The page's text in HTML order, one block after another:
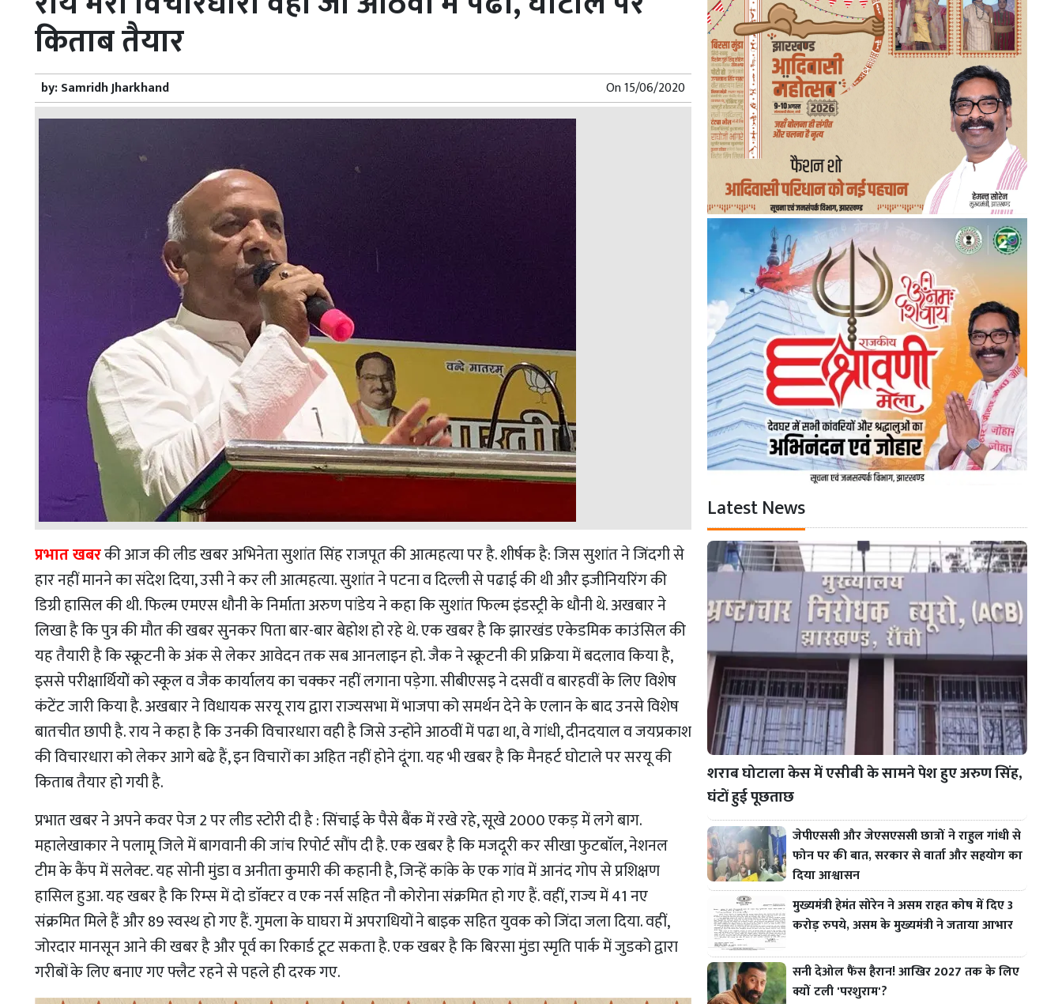
किताब तैयार
by:Samridh Jharkhand On15/06/2020
प्रभात खबरकी आज की लीड खबर अभिनेता सुशांत सिंह राजपूत की आत्महत्या पर है. शीर्षक है: जिस सुशांत ने जिंदगी से
हार नहीं मानने का संदेश दिया, उसी ने कर ली आत्महत्या. सुशांत ने पटना व दिल्ली से पढाई की थी और इजीनियरिंग की
डिग्री हासिल की थी. फिल्म एमएस धौनी के निर्माता अरुण पांडेय ने कहा कि सुशांत फिल्म इंडस्ट्री के धौनी थे. अखबार ने
लिखा है कि पुत्र की मौत की खबर सुनकर पिता बार-बार बेहोश हो रहे थे. एक खबर है कि झारखंड एकेडमिक काउंसिल की
यह तैयारी है कि स्क्रूटनी के अंक से लेकर आवेदन तक सब आनलाइन हो. जैक ने स्क्रूटनी की प्रक्रिया में बदलाव किया है,
इससे परीक्षार्थियोें को स्कूल व जैक कार्यालय का चक्कर नहीं लगाना पड़ेगा. सीबीएसइ ने दसवीं व बारहवीं के लिए विशेष
कंटेंट जारी किया है. अखबार ने विधायक सरयू राय द्वारा राज्यसभा में भाजपा को समर्थन देने के एलान के बाद उनसे विशेष
बातचीत छापी है. राय ने कहा है कि उनकी विचारधारा वही है जिसे उन्होंने आठवीं में पढा था, वे गांधी, दीनदयाल व जयप्रकाश
की विचारधारा को लेकर आगे बढे हैं, इन विचारों का अहित नहीं होने दूंगा. यह भी खबर है कि मैनहर्ट घोटाले पर सरयू की
किताब तैयार हो गयी है.
प्रभात खबर ने अपने कवर पेज 2 पर लीड स्टोरी दी है : सिंचाई के पैसे बैंक में रखे रहे, सूखे 2000 एकड़ में लगे बाग.
महालेखाकार ने पलामू जिले में बागवानी की जांच रिपोर्ट सौंप दी है. एक खबर है कि मजदूरी कर सीखा फुटबाॅल, नेशनल
टीम के कैंप में सलेक्ट. यह सोनी मुंडा व अनीता कुमारी की कहानी है, जिन्हें कांके के एक गांव में आनंद गोप से प्रशिक्षण
हासिल हुआ. यह खबर है कि रिम्स में दो डाॅक्टर व एक नर्स सहित नौ कोरोना संक्रमित हो गए हैं. वहीं, राज्य में 41 नए
संक्रमित मिले हैं और 89 स्वस्थ हो गए हैं. गुमला के घाघरा में अपराधियों ने बाइक सहित युवक को जिंदा जला दिया. वहीं,
जोरदार मानसून आने की खबर है और पूर्व का रिकार्ड टूट सकता है. एक खबर है कि बिरसा मुंडा स्मृति पार्क में जुडको द्वारा
गरीबों के लिए बनाए गए फ्लैट रहने से पहले ही दरक गए.
Latest News
शराब घोटाला केस में एसीबी के सामने पेश हुए अरुण सिंह,
घंटों हुई पूछताछ
जेपीएससी और जेएसएससी छात्रों ने राहुल गांधी से
फोन पर की बात, सरकार से वार्ता और सहयोग का
दिया आश्वासन
मुख्यमंत्री हेमंत सोरेन ने असम राहत कोष में दिए 3
करोड़ रुपये, असम के मुख्यमंत्री ने जताया आभार
सनी देओल फैंस हैरान! आखिर 2027 तक के लिए
क्यों टली 'परशुराम'?